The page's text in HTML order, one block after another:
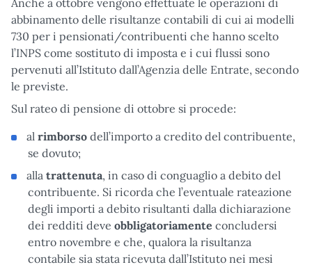
abbinamento delle risultanze contabili di cui ai modelli
730 per i pensionati/contribuenti che hanno scelto
l’INPS come sostituto di imposta e i cui flussi sono
pervenuti all’Istituto dall’Agenzia delle Entrate, secondo
le previste.
Sul rateo di pensione di ottobre si procede:
al rimborso dell’importo a credito del contribuente,
se dovuto;
alla trattenuta, in caso di conguaglio a debito del
contribuente. Si ricorda che l’eventuale rateazione
degli importi a debito risultanti dalla dichiarazione
dei redditi deve obbligatoriamente concludersi
entro novembre e che, qualora la risultanza
contabile sia stata ricevuta dall’Istituto nei mesi